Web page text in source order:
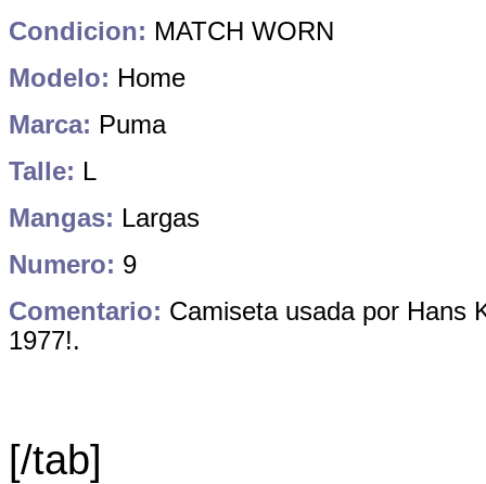
Condicion: MATCH WORN
Modelo: Home
Marca: Puma
Talle: L
Mangas: Largas
Numero: 9
Comentario: Camiseta usada por Hans
1977!.
[/tab]